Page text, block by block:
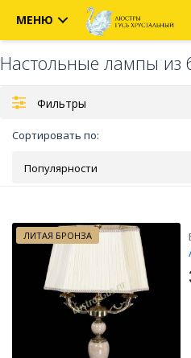
МЕНЮ
Настольные лампы из
Фильтры
Сортировать по:
Популярности
ЛИТАЯ БРОНЗА